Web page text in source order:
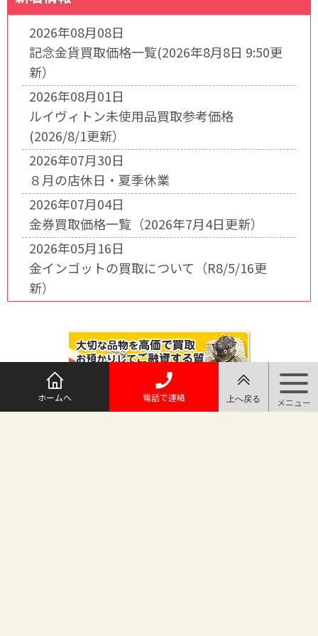
2026年08月08日
記念金貨買取価格一覧(2026年8月8日 9:50更
新）
2026年08月01日
ルイヴィトン未使用品買取参考価格
(2026/8/1更新）
2026年07月30日
８月の店休日・夏季休業
2026年07月04日
金券買取価格一覧（2026年7月4日更新）
2026年05月16日
金インゴットの買取について（R8/5/16更
新）
ホームへ 電話で連絡